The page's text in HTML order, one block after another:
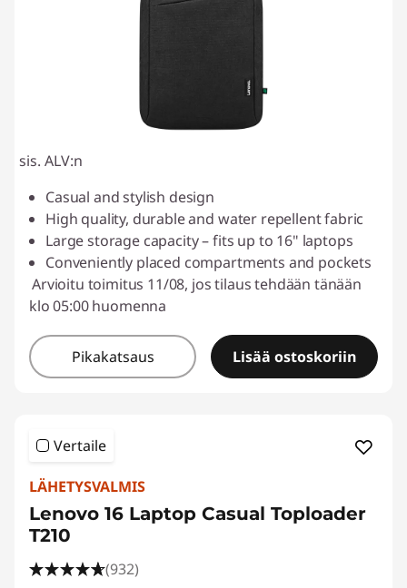
sis. ALV:n
Casual and stylish design
High quality, durable and water repellent fabric
Large storage capacity – fits up to 16" laptops
Conveniently placed compartments and pockets
Arvioitu toimitus 11/08, jos tilaus tehdään tänään
klo 05:00 huomenna
Pikakatsaus Lisää ostoskoriin
Vertaile
LÄHETYSVALMIS
Lenovo 16 Laptop Casual Toploader
T210
(932)